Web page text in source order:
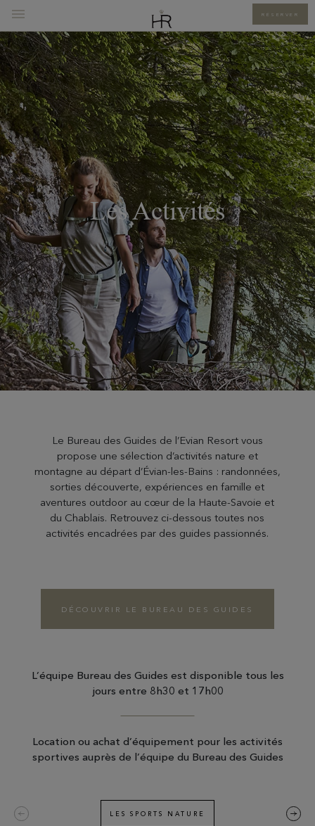
RÉSERVER
Les Activités
Le Bureau des Guides de l’Evian Resort vous
propose une sélection d’activités nature et
montagne au départ d’Évian-les-Bains : randonnées,
sorties découverte, expériences en famille et
aventures outdoor au cœur de la Haute‑Savoie et
du Chablais. Retrouvez ci‑dessous toutes nos
activités encadrées par des guides passionnés.
DÉCOUVRIR LE BUREAU DES GUIDES
L’équipe Bureau des Guides est disponible tous les
jours entre 8h30 et 17h00
Location ou achat d’équipement pour les activités
sportives auprès de l’équipe du Bureau des Guides
LES SPORTS NATURE